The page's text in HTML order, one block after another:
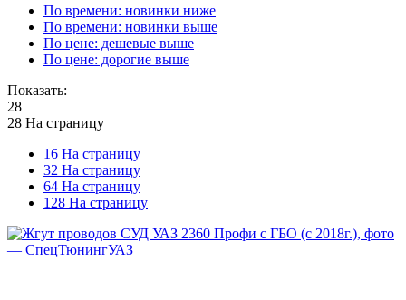
По времени: новинки ниже
По времени: новинки выше
По цене: дешевые выше
По цене: дорогие выше
Показать:
28
28 На страницу
16 На страницу
32 На страницу
64 На страницу
128 На страницу